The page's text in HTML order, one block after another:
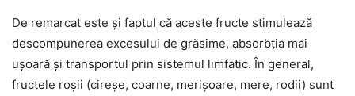
De remarcat este și faptul că aceste fructe stimulează
descompunerea excesului de grăsime, absorbția mai
ușoară și transportul prin sistemul limfatic. În general,
fructele roșii (cireșe, coarne, merișoare, mere, rodii) sunt